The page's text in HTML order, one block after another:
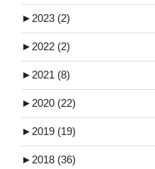
► 2023 (2)
► 2022 (2)
► 2021 (8)
► 2020 (22)
► 2019 (19)
► 2018 (36)